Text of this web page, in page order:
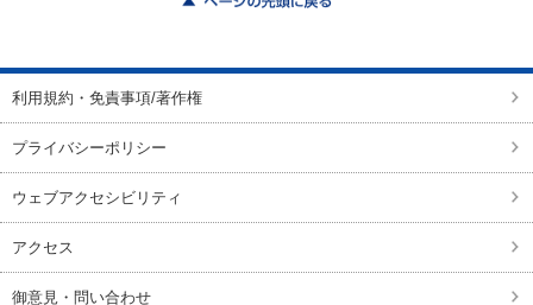
利用規約・免責事項/著作権
プライバシーポリシー
ウェブアクセシビリティ
アクセス
御意見・問い合わせ